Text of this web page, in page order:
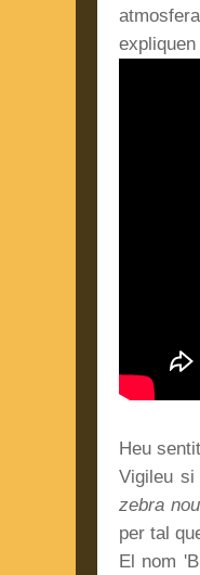
Heu
Vigileu
zebra
per tal
El nom